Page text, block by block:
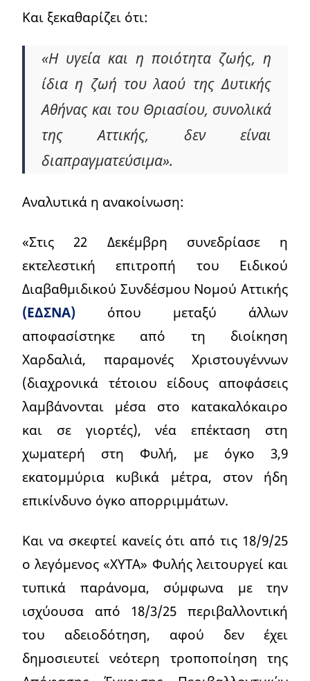
Και ξεκαθαρίζει ότι:
«Η υγεία και η ποιότητα ζωής, η
ίδια η ζωή του λαού της Δυτικής
Αθήνας και του Θριασίου, συνολικά
της Αττικής, δεν είναι
διαπραγματεύσιμα».
Αναλυτικά η ανακοίνωση:
«Στις 22 Δεκέμβρη συνεδρίασε η
εκτελεστική επιτροπή του Ειδικού
Διαβαθμιδικού Συνδέσμου Νομού Αττικής
(ΕΔΣΝΑ) όπου μεταξύ άλλων
αποφασίστηκε από τη διοίκηση
Χαρδαλιά, παραμονές Χριστουγέννων
(διαχρονικά τέτοιου είδους αποφάσεις
λαμβάνονται μέσα στο κατακαλόκαιρο
και σε γιορτές), νέα επέκταση στη
χωματερή στη Φυλή, με όγκο 3,9
εκατομμύρια κυβικά μέτρα, στον ήδη
επικίνδυνο όγκο απορριμμάτων.
Και να σκεφτεί κανείς ότι από τις 18/9/25
ο λεγόμενος «ΧΥΤΑ» Φυλής λειτουργεί και
τυπικά παράνομα, σύμφωνα με την
ισχύουσα από 18/3/25 περιβαλλοντική
του αδειοδότηση, αφού δεν έχει
δημοσιευτεί νεότερη τροποποίηση της